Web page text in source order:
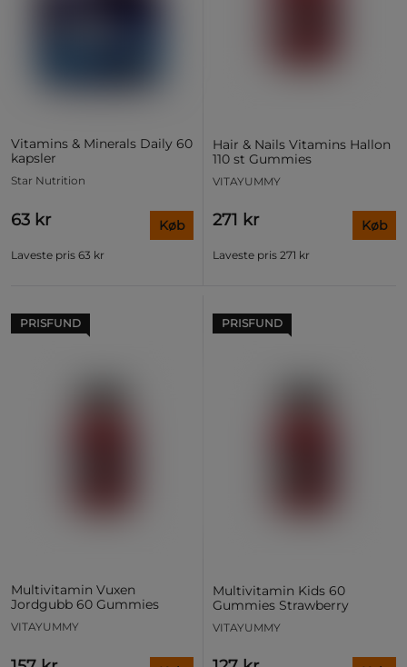
Vitamins & Minerals Daily 60
kapsler
Star Nutrition
63 kr
Laveste pris 63 kr
Køb
Hair & Nails Vitamins Hallon
110 st Gummies
VITAYUMMY
271 kr
Laveste pris 271 kr
Køb
PRISFUND
Multivitamin Vuxen
Jordgubb 60 Gummies
VITAYUMMY
PRISFUND
Multivitamin Kids 60
Gummies Strawberry
VITAYUMMY